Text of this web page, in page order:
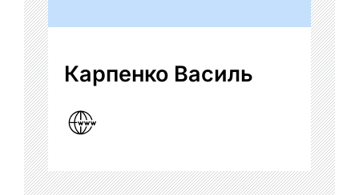
Карпенко Василь